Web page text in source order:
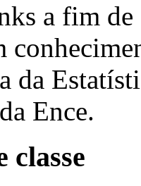
a fim
da
Ence.
classe